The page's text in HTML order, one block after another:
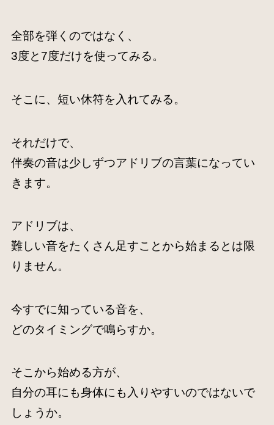
全部を弾くのではなく、
3度と7度だけを使ってみる。
そこに、短い休符を入れてみる。
それだけで、
伴奏の音は少しずつアドリブの言葉になってい
きます。
アドリブは、
難しい音をたくさん足すことから始まるとは限
りません。
今すでに知っている音を、
どのタイミングで鳴らすか。
そこから始める方が、
自分の耳にも身体にも入りやすいのではないで
しょうか。